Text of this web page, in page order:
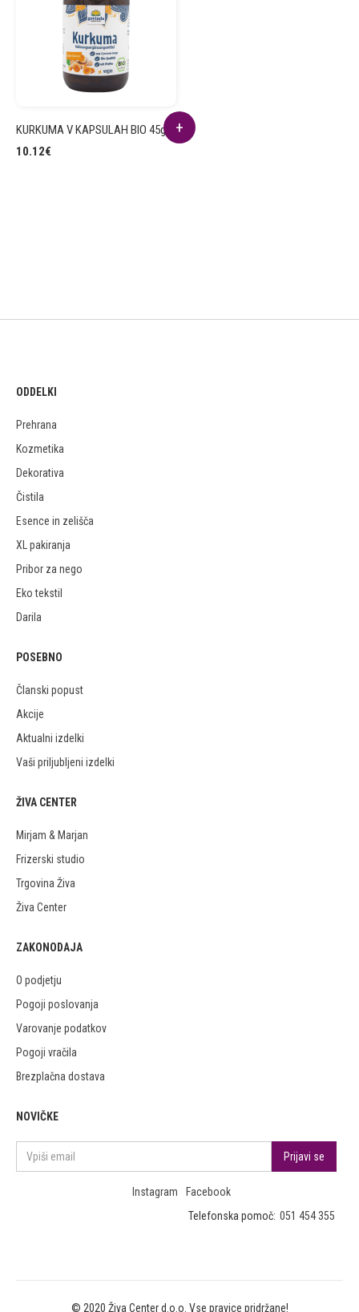
KURKUMA V KAPSULAH BIO 45g
10.12€
ODDELKI
Prehrana
Kozmetika
Dekorativa
Čistila
Esence in zelišča
XL pakiranja
Pribor za nego
Eko tekstil
Darila
POSEBNO
Članski popust
Akcije
Aktualni izdelki
Vaši priljubljeni izdelki
ŽIVA CENTER
Mirjam & Marjan
Frizerski studio
Trgovina Živa
Živa Center
ZAKONODAJA
O podjetju
Pogoji poslovanja
Varovanje podatkov
Pogoji vračila
Brezplačna dostava
NOVIČKE
Instagram
Facebook
Telefonska pomoč: 051 454 355
© 2020 Živa Center d.o.o. Vse pravice pridržane!